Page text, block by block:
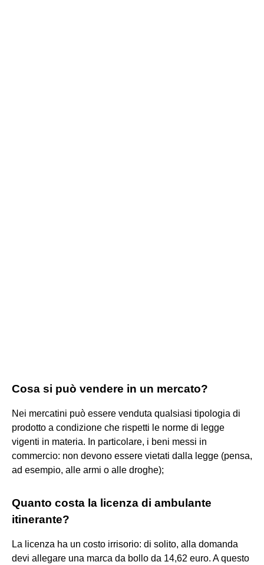
Cosa si può vendere in un mercato?
Nei mercatini può essere venduta qualsiasi tipologia di
prodotto a condizione che rispetti le norme di legge
vigenti in materia. In particolare, i beni messi in
commercio: non devono essere vietati dalla legge (pensa,
ad esempio, alle armi o alle droghe);
Quanto costa la licenza di ambulante
itinerante?
La licenza ha un costo irrisorio: di solito, alla domanda
devi allegare una marca da bollo da 14,62 euro. A questo